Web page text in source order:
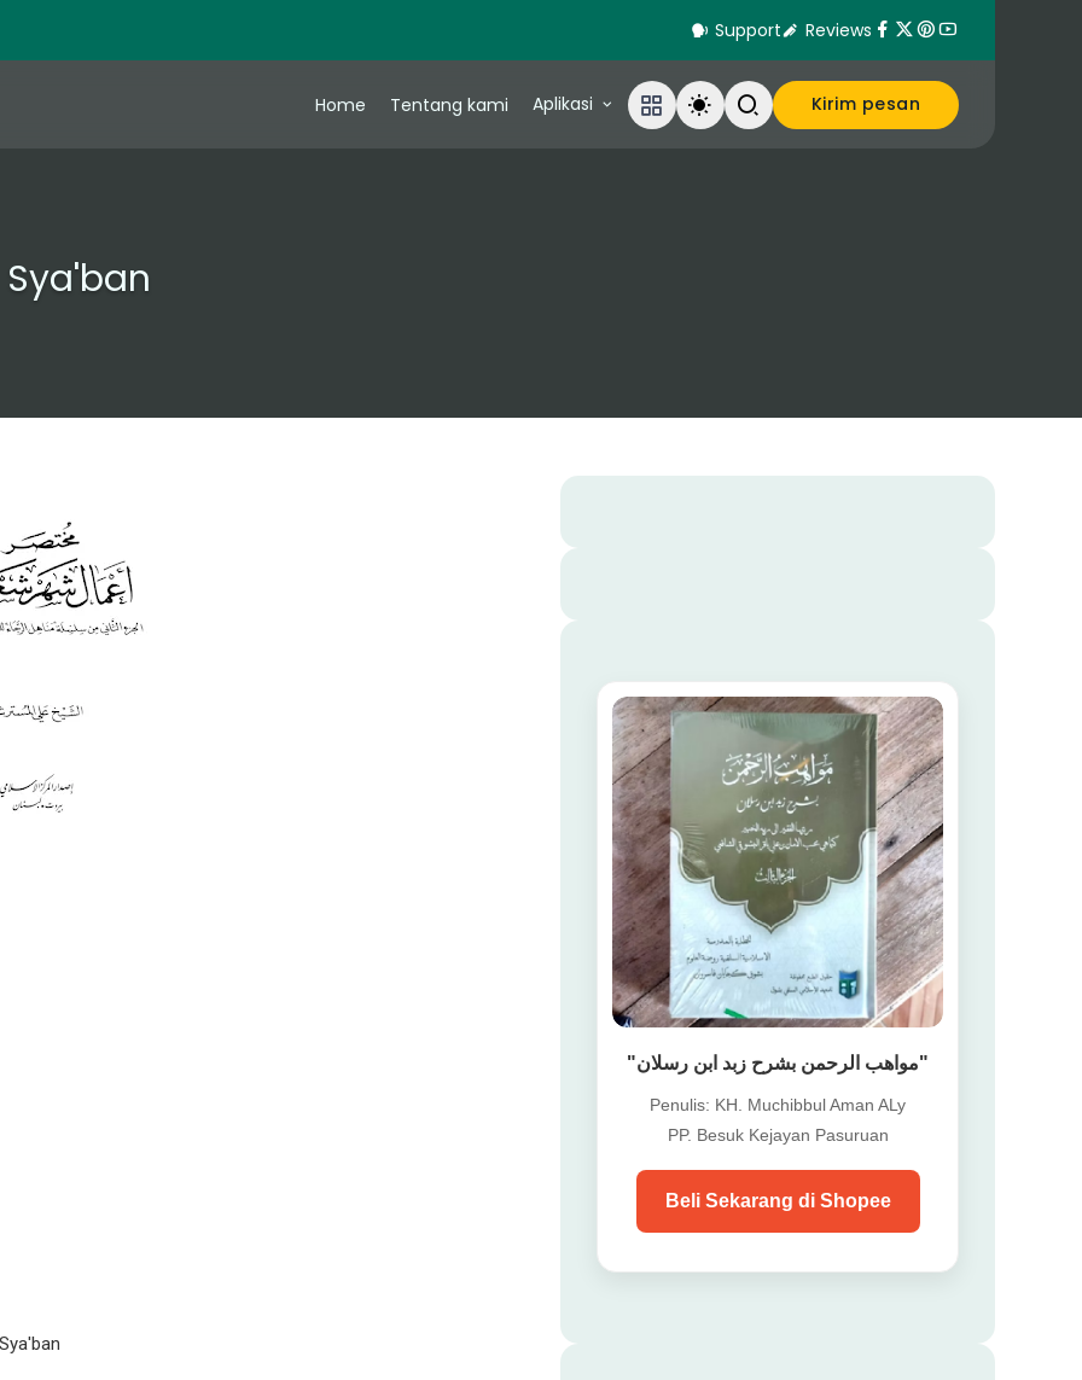
Support Reviews
Home Tentang kami Aplikasi Kirim pesan
"مواهب الرحمن بشرح زبد ابن رسلان"
Penulis: KH. Muchibbul Aman ALy
PP. Besuk Kejayan Pasuruan
Beli Sekarang di Shopee